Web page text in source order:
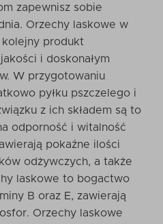
zapewnisz sobie
Orzechy laskowe w
produkt
i doskonałym
W przygotowaniu
pyłku pszczelego i
z ich składem są to
odporność i witalność
pokaźne ilości
odżywczych, a także
laskowe to bogactwo
B oraz E, zawierają
Orzechy laskowe